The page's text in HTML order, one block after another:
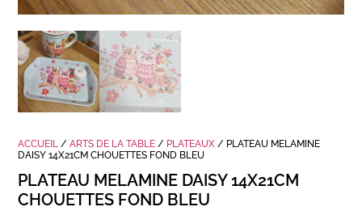
ACCUEIL /ARTS DE LA TABLE / PLATEAUX / PLATEAU MELAMINE
DAISY 14X21CM CHOUETTES FOND BLEU
PLATEAU MELAMINE DAISY 14X21CM
CHOUETTES FOND BLEU